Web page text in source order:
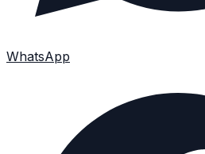
WhatsApp